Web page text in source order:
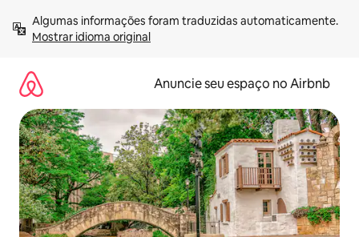
para
Mostrar idioma original
Anuncie seu espaço no Airbnb